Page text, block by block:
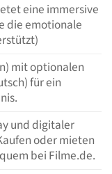
eine immersive
die emotionale
mit optionalen
für ein
und digitaler
oder mieten
bei Filme.de.